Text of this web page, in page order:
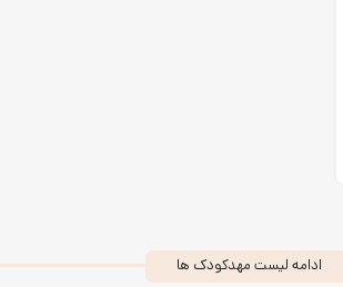
ادامه لیست مهدکودک ها